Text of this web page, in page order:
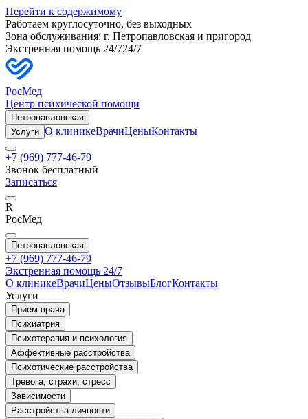
Перейти к содержимому
Работаем круглосуточно, без выходных
Зона обслуживания: г. Петропавловская и пригород
Экстренная помощь 24/724/7
РосМед
Центр психической помощи
Петропавловская
Услуги О клиникеВрачиЦеныКонтакты
+7 (969) 777-46-79
Звонок бесплатный
Записаться
R
РосМед
Петропавловская
+7 (969) 777-46-79
Экстренная помощь 24/7
О клиникеВрачиЦеныОтзывыБлогКонтакты
Услуги
Прием врача
Психиатрия
Психотерапия и психология
Аффективные расстройства
Психотические расстройства
Тревога, страхи, стресс
Зависимости
Расстройства личности